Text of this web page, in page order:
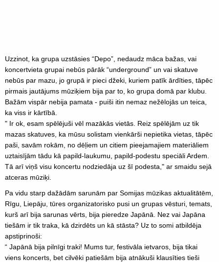
Uzzinot, ka grupa uzstāsies “Depo”, nedaudz māca bažas, vai
koncertvieta grupai nebūs pārāk “underground” un vai skatuve
nebūs par mazu, jo grupā ir pieci džeki, kuriem patīk ārdīties, tāpēc
pirmais jautājums mūziķiem bija par to, ko grupa domā par klubu.
Bažām vispār nebija pamata - puiši itin nemaz nežēlojās un teica,
ka viss ir kārtībā.
" Ir ok, esam spēlējuši vēl mazākās vietās. Reiz spēlējām uz tik
mazas skatuves, ka mūsu solistam vienkārši nepietika vietas, tāpēc
paši, savām rokām, no dēļiem un citiem pieejamajiem materiāliem
uztaisījām tādu kā papild-laukumu, papild-podestu speciāli Ardem.
Tā arī viņš visu koncertu nodziedāja uz šī podesta," ar smaidu sejā
atceras mūziķi.
Pa vidu starp dažādām sarunām par Somijas mūzikas aktualitātēm,
Rīgu, Liepāju, tūres organizatorisko pusi un grupas vēsturi, temats,
kurš arī bija sarunas vērts, bija pieredze Japānā. Nez vai Japāna
tiešām ir tik traka, kā dzirdēts un kā stāsta? Uz to somi atbildēja
apstiprinoši:
“ Japānā bija pilnīgi traki! Mums tur, festivāla ietvaros, bija tikai
viens koncerts, bet cilvēki patiešām bija atnākuši klausīties tieši